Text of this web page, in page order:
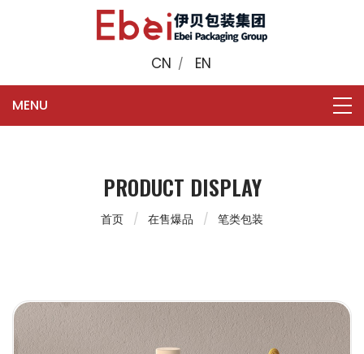
CN / EN
PRODUCT DISPLAY
首页 在售爆品 笔类包装